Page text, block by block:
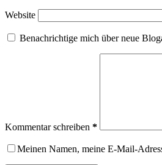
Website
Benachrichtige mich über neue
Kommentar schreiben *
Meinen Namen, meine E-Mail-